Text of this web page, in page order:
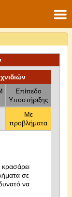
Επίπεδο
Υποστήριξης
Με
προβλήματα
κρασάρει
σε
να